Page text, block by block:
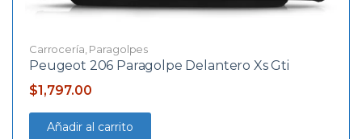
Carrocería Paragolpes
Peugeot 206 Paragolpe Delantero Xs Gti
$1,797.00
Añadir al carrito